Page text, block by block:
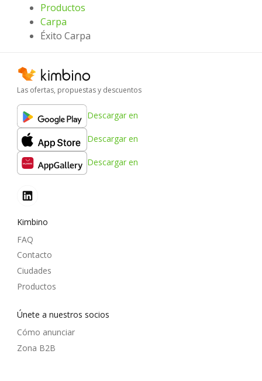
Productos
Carpa
Éxito Carpa
Las ofertas, propuestas y descuentos
Descargar en
Descargar en
Descargar en
Kimbino
FAQ
Contacto
Ciudades
Productos
Únete a nuestros socios
Cómo anunciar
Zona B2B